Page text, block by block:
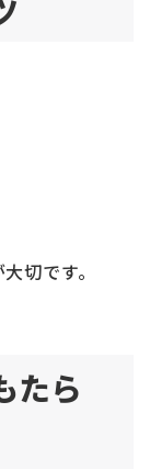
切です。
たら